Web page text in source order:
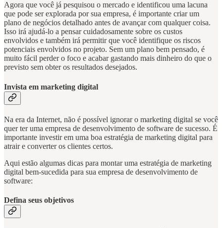
Agora que você já pesquisou o mercado e identificou uma lacuna
que pode ser explorada por sua empresa, é importante criar um
plano de negócios detalhado antes de avançar com qualquer coisa.
Isso irá ajudá-lo a pensar cuidadosamente sobre os custos
envolvidos e também irá permitir que você identifique os riscos
potenciais envolvidos no projeto. Sem um plano bem pensado, é
muito fácil perder o foco e acabar gastando mais dinheiro do que o
previsto sem obter os resultados desejados.
Invista em marketing digital
Na era da Internet, não é possível ignorar o marketing digital se você
quer ter uma empresa de desenvolvimento de software de sucesso. É
importante investir em uma boa estratégia de marketing digital para
atrair e converter os clientes certos.
Aqui estão algumas dicas para montar uma estratégia de marketing
digital bem-sucedida para sua empresa de desenvolvimento de
software:
Defina seus objetivos